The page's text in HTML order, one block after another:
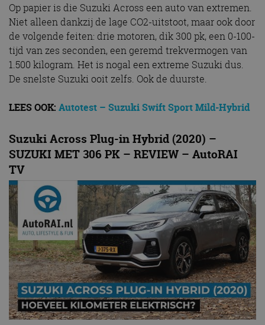
Op papier is die Suzuki Across een auto van extremen.
Niet alleen dankzij de lage CO2-uitstoot, maar ook door
de volgende feiten: drie motoren, dik 300 pk, een 0-100-
tijd van zes seconden, een geremd trekvermogen van
1.500 kilogram. Het is nogal een extreme Suzuki dus.
De snelste Suzuki ooit zelfs. Ook de duurste.
LEES OOK: Autotest – Suzuki Swift Sport Mild-Hybrid
Suzuki Across Plug-in Hybrid (2020) –
SUZUKI MET 306 PK – REVIEW – AutoRAI
TV